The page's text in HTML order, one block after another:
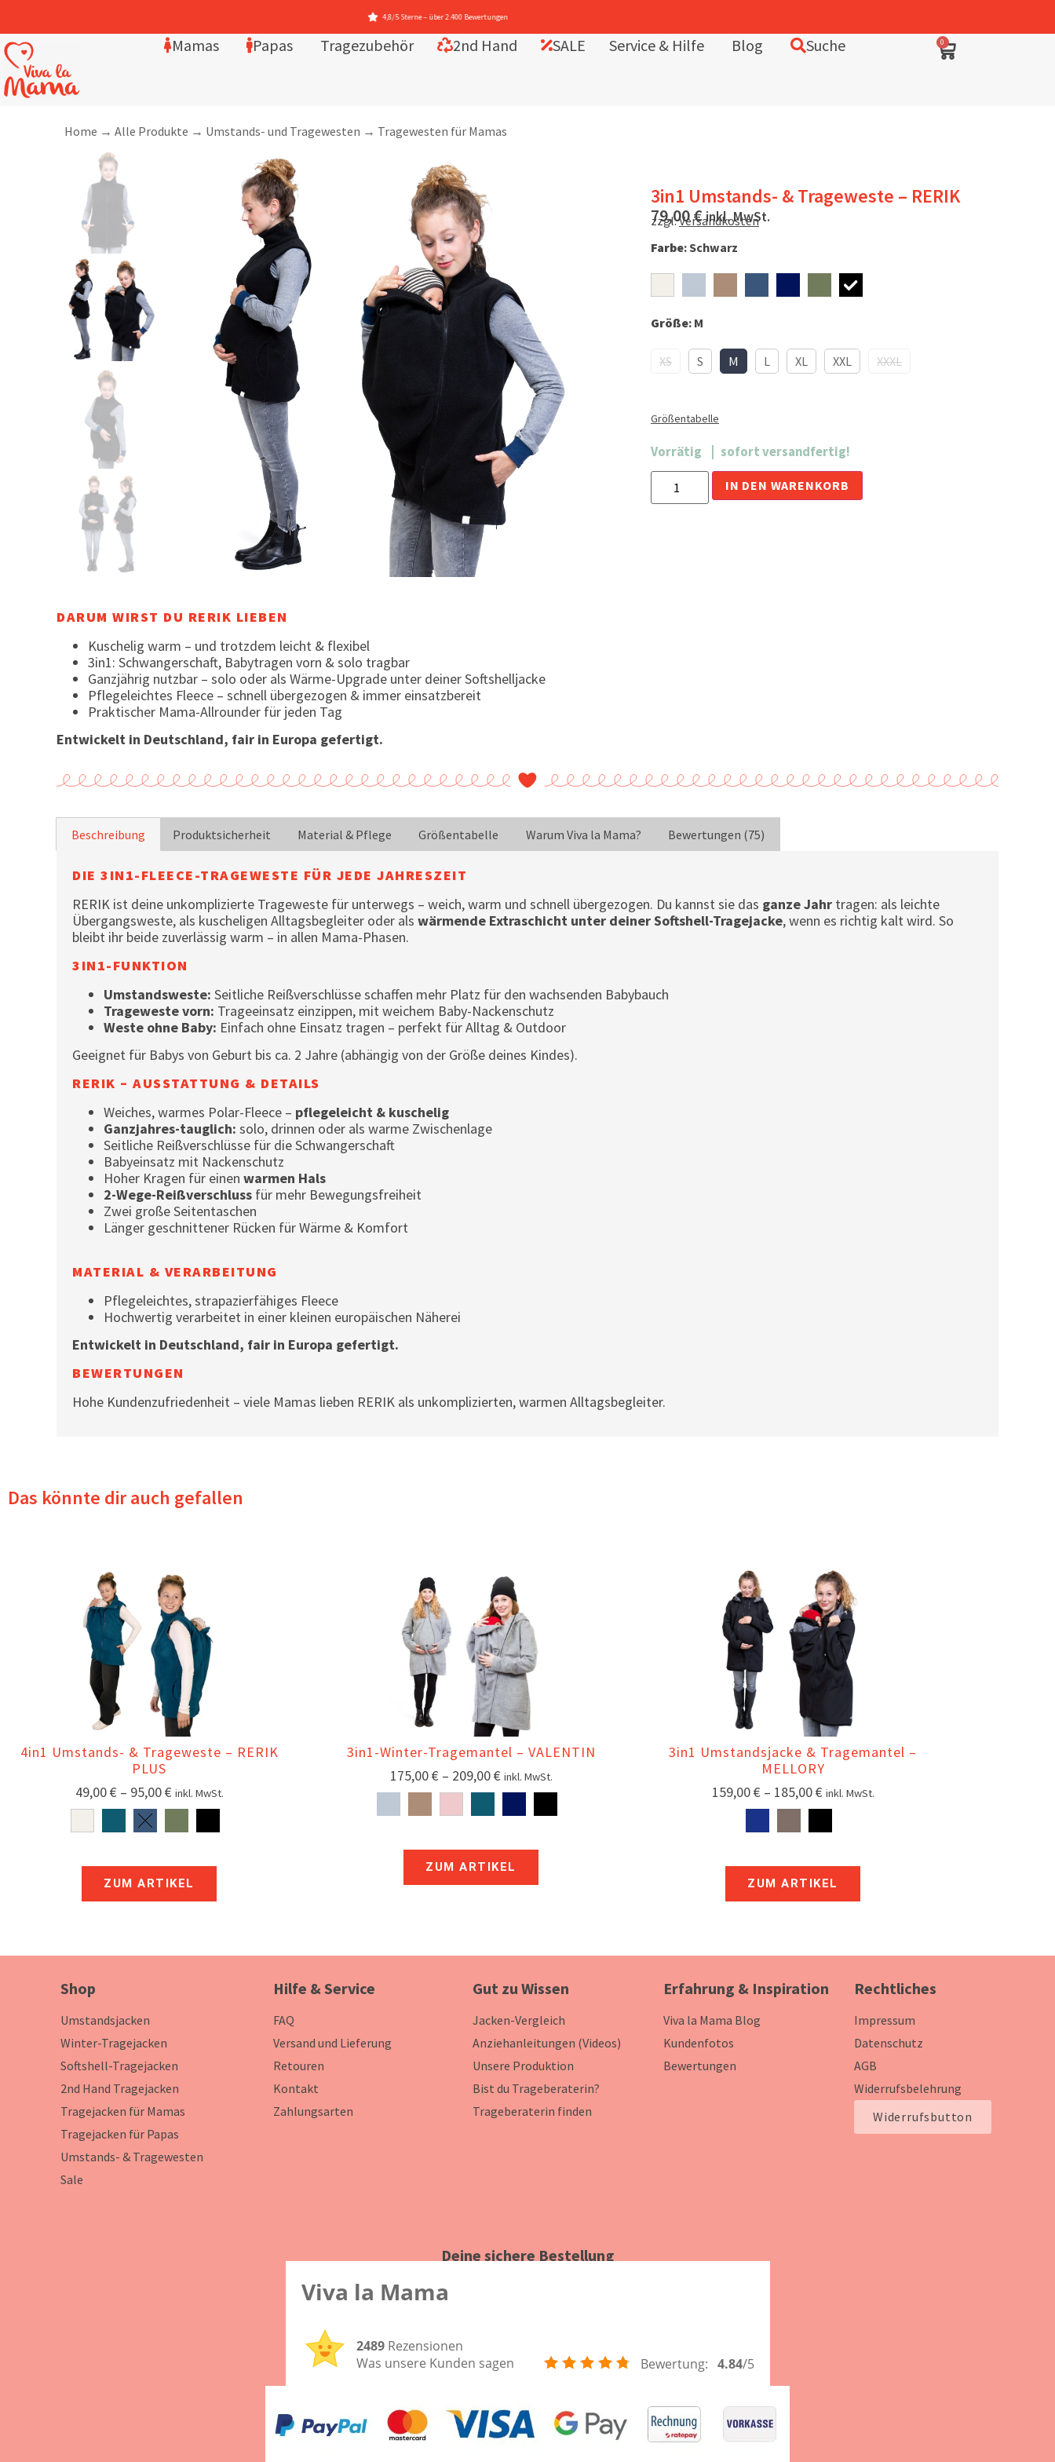
Mamas Papas Tragezubehör 2nd Hand SALE Service & Hilfe Blog Suche 0
Home → Alle Produkte → Umstands- und Tragewesten → Tragewesten für Mamas
3in1 Umstands- & Trageweste – RERIK
79,00€inkl. MwSt.
zzgl.Versandkosten
Größe: M
XS S M L XL XXL XXXL
Größentabelle
Farbe:Schwarz
Vorrätig sofort versandfertig!
IN DEN WARENKORB Alternative:
DARUM WIRST DU RERIK LIEBEN
Kuschelig warm – und trotzdem leicht & flexibel
3in1: Schwangerschaft, Babytragen vorn & solo tragbar
Ganzjährig nutzbar – solo oder als Wärme-Upgrade unter deiner Softshelljacke
Pflegeleichtes Fleece – schnell übergezogen & immer einsatzbereit
Praktischer Mama-Allrounder für jeden Tag
Entwickelt in Deutschland, fair in Europa gefertigt.
Beschreibung Produktsicherheit Material & Pflege Größentabelle Warum Viva la Mama? Bewertungen (75)
DIE 3IN1-FLEECE-TRAGEWESTE FÜR JEDE JAHRESZEIT
RERIK ist deine unkomplizierte Trageweste für unterwegs – weich, warm und schnell übergezogen. Du kannst sie das ganze Jahr tragen: als leichte
Übergangsweste, als kuscheligen Alltagsbegleiter oder als wärmende Extraschicht unter deiner Softshell-Tragejacke, wenn es richtig kalt wird. So
bleibt ihr beide zuverlässig warm – in allen Mama-Phasen.
3IN1-FUNKTION
Umstandsweste: Seitliche Reißverschlüsse schaffen mehr Platz für den wachsenden Babybauch
Trageweste vorn: Trageeinsatz einzippen, mit weichem Baby-Nackenschutz
Weste ohne Baby: Einfach ohne Einsatz tragen – perfekt für Alltag & Outdoor
Geeignet für Babys von Geburt bis ca. 2 Jahre (abhängig von der Größe deines Kindes).
RERIK – AUSSTATTUNG & DETAILS
Weiches, warmes Polar-Fleece – pflegeleicht & kuschelig
Ganzjahres-tauglich: solo, drinnen oder als warme Zwischenlage
Seitliche Reißverschlüsse für die Schwangerschaft
Babyeinsatz mit Nackenschutz
Hoher Kragen für einen warmen Hals
2-Wege-Reißverschluss für mehr Bewegungsfreiheit
Zwei große Seitentaschen
Länger geschnittener Rücken für Wärme & Komfort
MATERIAL & VERARBEITUNG
Pflegeleichtes, strapazierfähiges Fleece
Hochwertig verarbeitet in einer kleinen europäischen Näherei
Entwickelt in Deutschland, fair in Europa gefertigt.
BEWERTUNGEN
Hohe Kundenzufriedenheit – viele Mamas lieben RERIK als unkomplizierten, warmen Alltagsbegleiter.
Das könnte dir auch gefallen
4in1 Umstands- & Trageweste – RERIK
PLUS
49,00€– 95,00€ inkl. MwSt.
ZUM ARTIKEL
3in1-Winter-Tragemantel – VALENTIN
175,00€– 209,00€ inkl. MwSt.
ZUM ARTIKEL
3in1 Umstandsjacke & Tragemantel –
MELLORY
159,00€– 185,00€ inkl. MwSt.
ZUM ARTIKEL
Shop
Umstandsjacken
Winter-Tragejacken
Softshell-Tragejacken
2nd Hand Tragejacken
Tragejacken für Mamas
Tragejacken für Papas
Umstands- & Tragewesten
Sale
Hilfe & Service
FAQ
Versand und Lieferung
Retouren
Kontakt
Zahlungsarten
Gut zu Wissen
Jacken-Vergleich
Anziehanleitungen (Videos)
Unsere Produktion
Bist du Trageberaterin?
Trageberaterin finden
Erfahrung & Inspiration
Viva la Mama Blog
Kundenfotos
Bewertungen
Rechtliches
Impressum
Datenschutz
AGB
Widerrufsbelehrung
Widerrufsbutton
Deine sichere Bestellung
Viva la Mama
2489Rezensionen
Was unsere Kunden sagen
Bewertung: 4.84/5